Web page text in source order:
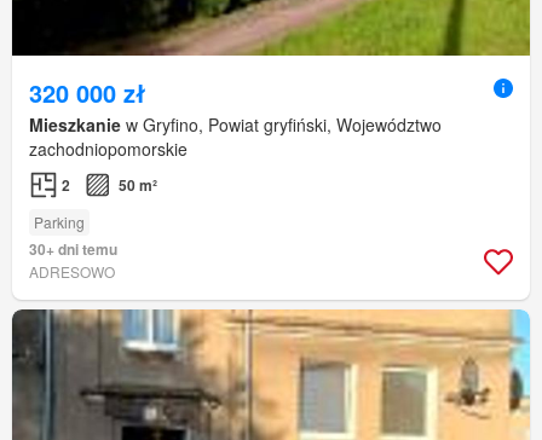
320 000 zł
Mieszkanie w Gryfino, Powiat gryfiński, Województwo
zachodniopomorskie
2 50 m²
Parking
30+ dni temu
ADRESOWO